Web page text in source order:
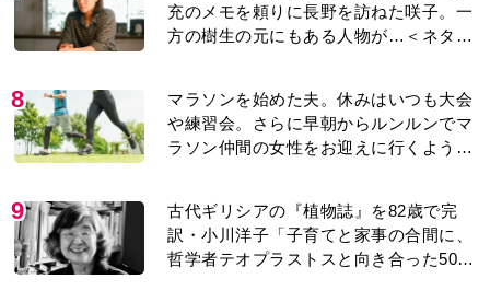
充のメモを頼りに長野を訪ねた咲子。一
方の樹生の元にもある人物が…＜ネタバ
8
マラソンを始めた夫。休みはいつも大会
や練習会。さらに早朝からルンルンでマ
ラソン仲間の女性をお迎えに行くように
9
古代ギリシアの『植物誌』を82歳で完
訳・小川洋子「子育てと家事の合間に、
哲学者テオプラストスと向き合った50